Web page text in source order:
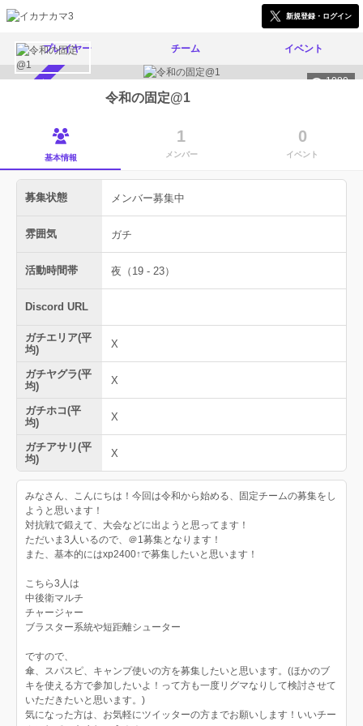
新規登録・ログイン
プレイヤー チーム イベント
1080
令和の固定@1
基本情報
1
メンバー
0
イベント
募集状態 メンバー募集中
雰囲気 ガチ
活動時間帯 夜（19 - 23）
Discord URL
ガチエリア(平
均)
X
ガチヤグラ(平
均)
X
ガチホコ(平
均)
X
ガチアサリ(平
均)
X
みなさん、こんにちは！今回は令和から始める、固定チームの募集をし
ようと思います！
対抗戦で鍛えて、大会などに出ようと思ってます！
ただいま3人いるので、＠1募集となります！
また、基本的にはxp2400↑で募集したいと思います！
こちら3人は
中後衛マルチ
チャージャー
ブラスター系統や短距離シューター
ですので、
傘、スパスピ、キャンプ使いの方を募集したいと思います。(ほかのブ
キを使える方で参加したいよ！って方も一度リグマなりして検討させて
いただきたいと思います。)
気になった方は、お気軽にツイッターの方までお願いします！いいチー